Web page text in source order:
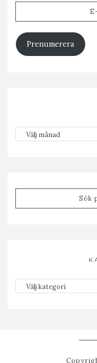
Prenumerera
Arkiv
Kategorier